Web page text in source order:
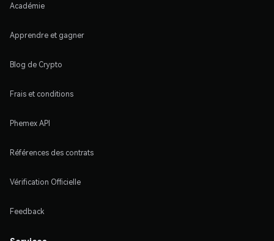
Académie
Apprendre et gagner
Blog de Crypto
Frais et conditions
Phemex API
Références des contrats
Vérification Officielle
Feedback